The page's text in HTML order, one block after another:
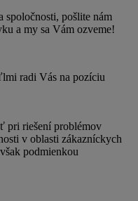
spoločnosti, pošlite nám
a my sa Vám ozveme!
radi Vás na pozíciu
pri riešení problémov
v oblasti zákazníckych
podmienkou